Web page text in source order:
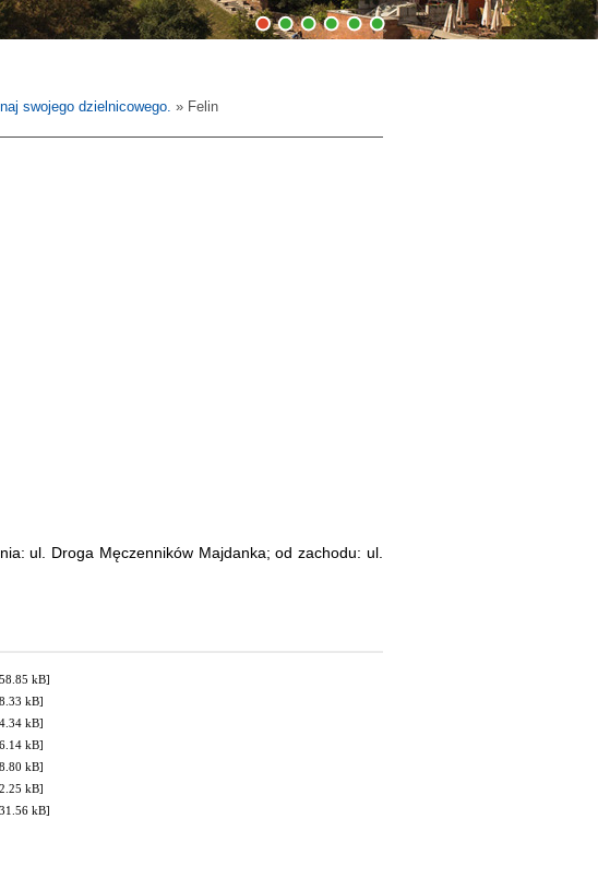
1 2 3 4 5 6
swojego dzielnicowego. » Felin
ul. Droga Męczenników Majdanka; od zachodu: ul.
kB]
kB]
kB]
kB]
kB]
kB]
kB]